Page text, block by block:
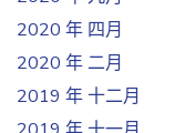
2020 年 四月
2020 年 二月
2019 年 十二月